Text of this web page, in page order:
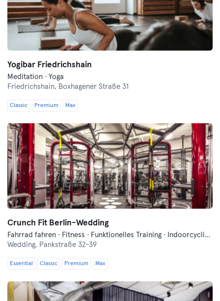
Yogibar Friedrichshain
Meditation · Yoga
Friedrichshain, Boxhagener Straße 31
Classic Premium Max
Crunch Fit Berlin-Wedding
Fahrrad fahren · Fitness · Funktionelles Training · Indoorcycling · Pilates · Sauna · Yoga
Wedding, Pankstraße 32-39
Essential Classic Premium Max